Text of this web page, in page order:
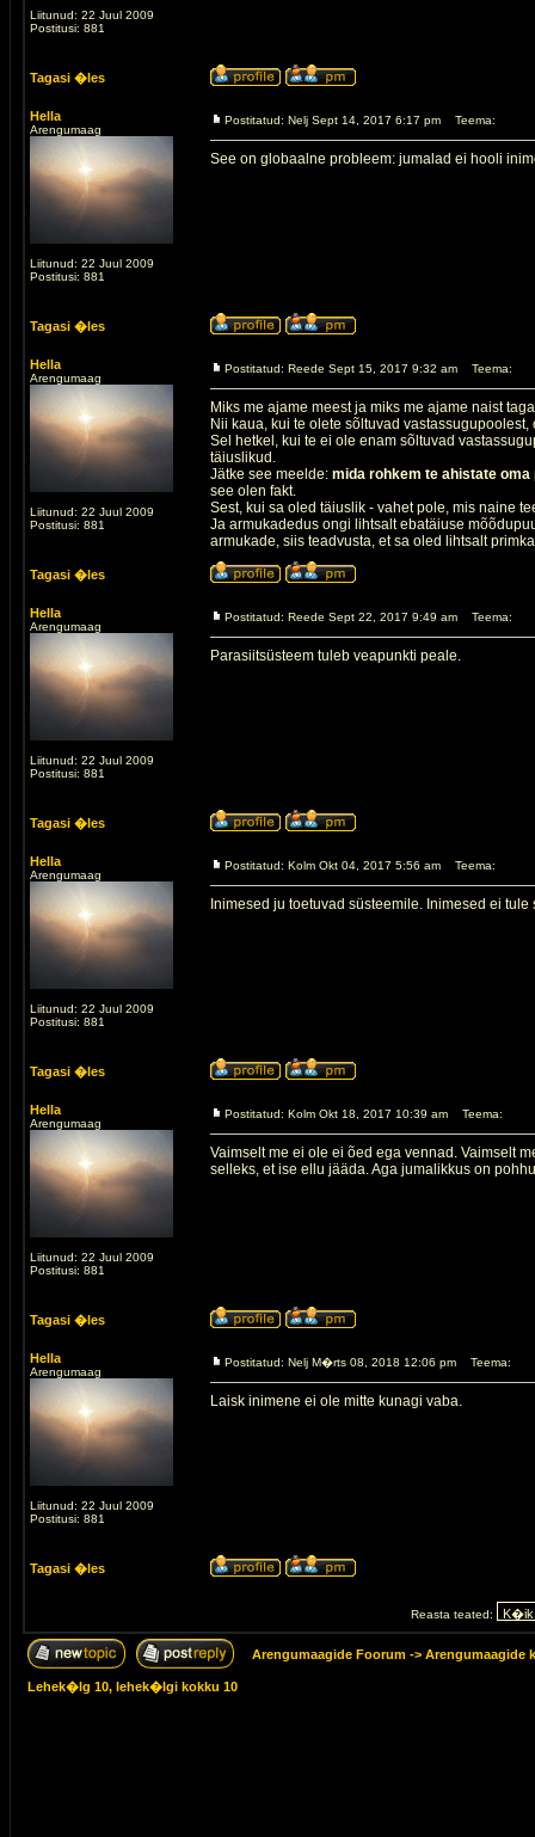
Liitunud: 22 Juul 2009
Postitusi: 881
Tagasi �les
Hella
Arengumaag
Liitunud: 22 Juul 2009
Postitusi: 881
Postitatud: Nelj Sept 14, 2017 6:17 pm Teema:
See on globaalne probleem: jumalad ei hooli
Tagasi �les
Hella
Arengumaag
Liitunud: 22 Juul 2009
Postitusi: 881
Postitatud: Reede Sept 15, 2017 9:32 am Teema:
Miks me ajame meest ja miks me ajame naist
Nii kaua, kui te olete sõltuvad
Sel hetkel, kui te ei ole enam sõltuvad
täiuslikud.
Jätke see meelde: mida rohkem te ahistate
see olen fakt.
Sest, kui sa oled täiuslik - vahet pole, mis naine
Ja armukadedus ongi lihtsalt ebatäiuse
armukade, siis teadvusta, et sa oled lihtsalt
Tagasi �les
Hella
Arengumaag
Liitunud: 22 Juul 2009
Postitusi: 881
Postitatud: Reede Sept 22, 2017 9:49 am Teema:
Parasiitsüsteem tuleb veapunkti peale.
Tagasi �les
Hella
Arengumaag
Liitunud: 22 Juul 2009
Postitusi: 881
Postitatud: Kolm Okt 04, 2017 5:56 am Teema:
Inimesed ju toetuvad süsteemile. Inimesed ei
Tagasi �les
Hella
Arengumaag
Liitunud: 22 Juul 2009
Postitusi: 881
Postitatud: Kolm Okt 18, 2017 10:39 am Teema:
Vaimselt me ei ole ei õed ega vennad. Vaimselt
selleks, et ise ellu jääda. Aga jumalikkus on
Tagasi �les
Hella
Arengumaag
Liitunud: 22 Juul 2009
Postitusi: 881
Postitatud: Nelj M�rts 08, 2018 12:06 pm Teema:
Laisk inimene ei ole mitte kunagi vaba.
Tagasi �les
Reasta teated:
Arengumaagide Foorum -> Arengumaagide
Lehek�lg 10, lehek�lgi kokku 10